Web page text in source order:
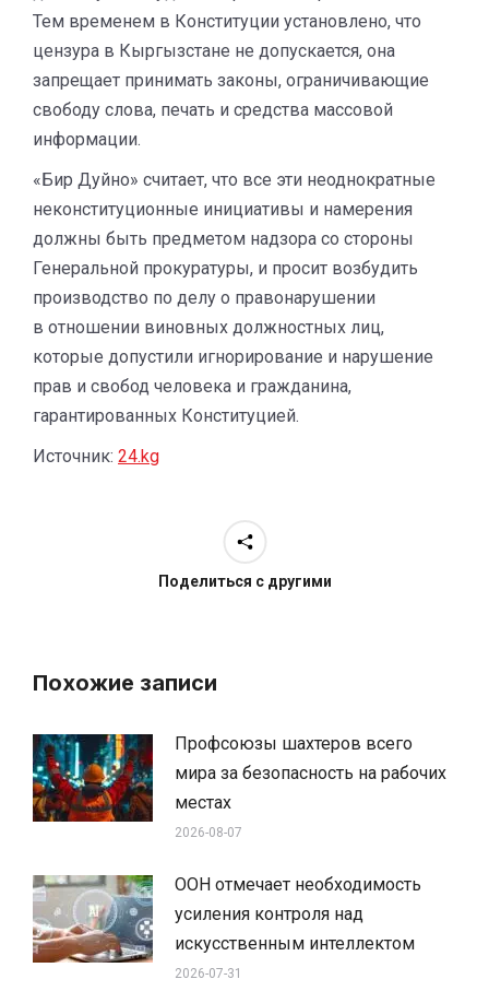
Тем временем в Конституции установлено, что
цензура в Кыргызстане не допускается, она
запрещает принимать законы, ограничивающие
свободу слова, печать и средства массовой
информации.
«Бир Дуйно» считает, что все эти неоднократные
неконституционные инициативы и намерения
должны быть предметом надзора со стороны
Генеральной прокуратуры, и просит возбудить
производство по делу о правонарушении
в отношении виновных должностных лиц,
которые допустили игнорирование и нарушение
прав и свобод человека и гражданина,
гарантированных Конституцией.
Источник: 24.kg
Поделиться с другими
Похожие записи
Профсоюзы шахтеров всего
мира за безопасность на рабочих
местах
2026-08-07
ООН отмечает необходимость
усиления контроля над
искусственным интеллектом
2026-07-31